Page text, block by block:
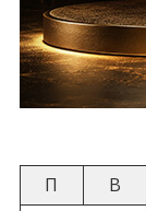
П
В